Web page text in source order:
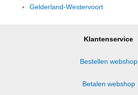
Gelderland-Westervoort
Klantenservice
Bestellen webshop
Betalen webshop